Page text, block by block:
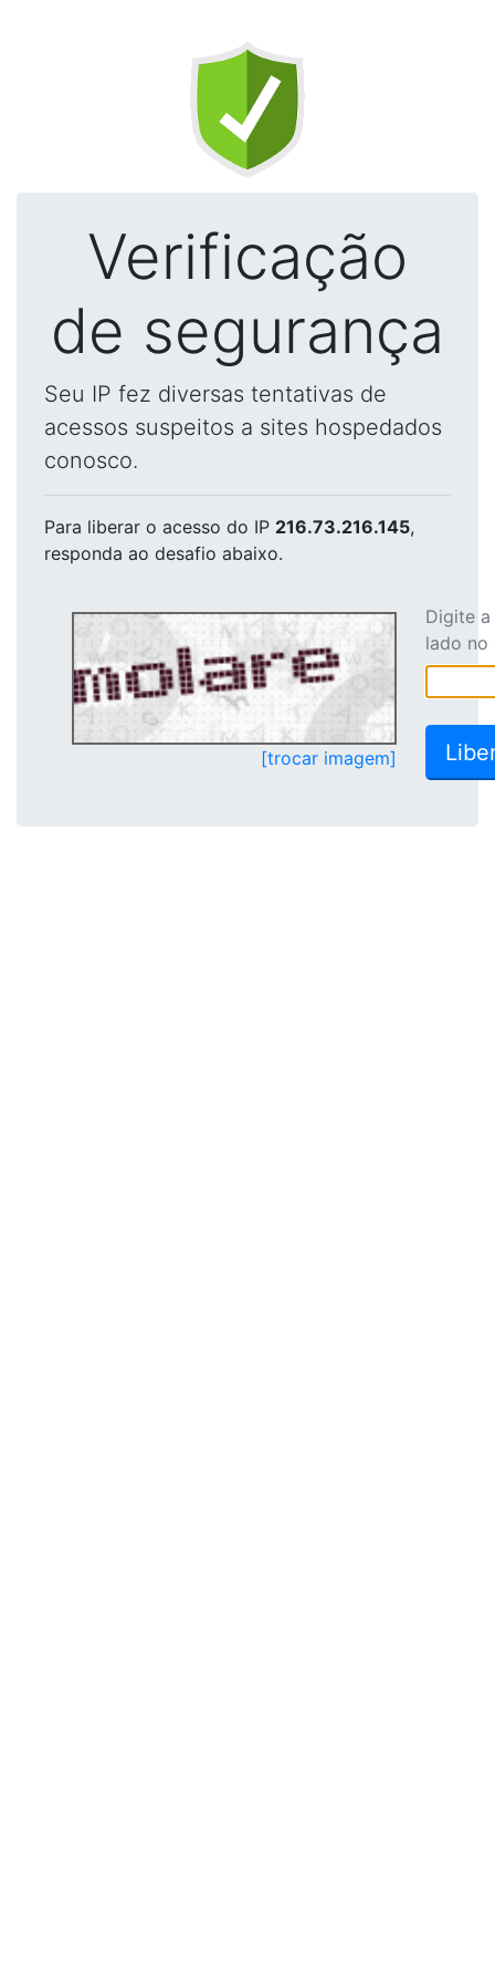
Verificação
de segurança
Seu IP fez diversas tentativas de
acessos suspeitos a sites hospedados
conosco.
Para liberar o acesso do IP 216.73.216.145,
responda ao desafio abaixo.
[trocar imagem]
Digite
lado no